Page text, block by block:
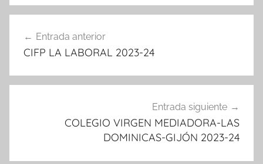
de
Entrada anterior
CIFP LA LABORAL 2023-24
Entrada siguiente
COLEGIO VIRGEN MEDIADORA-LAS
DOMINICAS-GIJÓN 2023-24